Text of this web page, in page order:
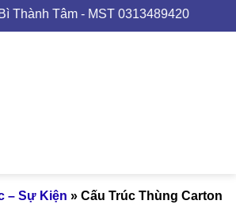
- MST 0313489420
– Sự Kiện » Cấu Trúc Thùng Carton